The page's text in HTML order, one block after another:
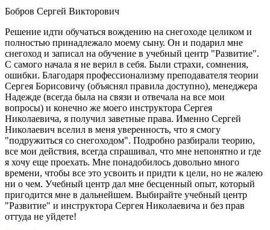
Бобров Сергей Викторович
Решение идти обучаться вождению на снегоходе целиком и
полностью принадлежало моему сыну. Он и подарил мне
снегоход и записал на обучение в учебный центр "Развитие".
С самого начала я не верил в себя. Были страхи, сомнения,
ошибки. Благодаря профессионализму преподавателя теории
Сергея Борисовичу (объяснял правила доступно), менеджера
Надежде (всегда была на связи и отвечала на все мои
вопросы) и конечно же моего инструктора Сергея
Николаевича, я получил заветные права. Именно Сергей
Николаевич вселил в меня уверенность, что я смогу
"подружиться со снегоходом". Подробно разбирали теорию,
все мои действия, всегда спрашивал, что мне непонятно и где
я хочу еще проехать. Мне понадобилось довольно много
времени, чтобы все это усвоить и придти к цели, но не жалею
ни о чем. Учебный центр дал мне бесценный опыт, который
пригодится мне в дальнейшем. Выбирайте учебный центр
"Развитие" и инструктора Сергея Николаевича и без прав
оттуда не уйдете!